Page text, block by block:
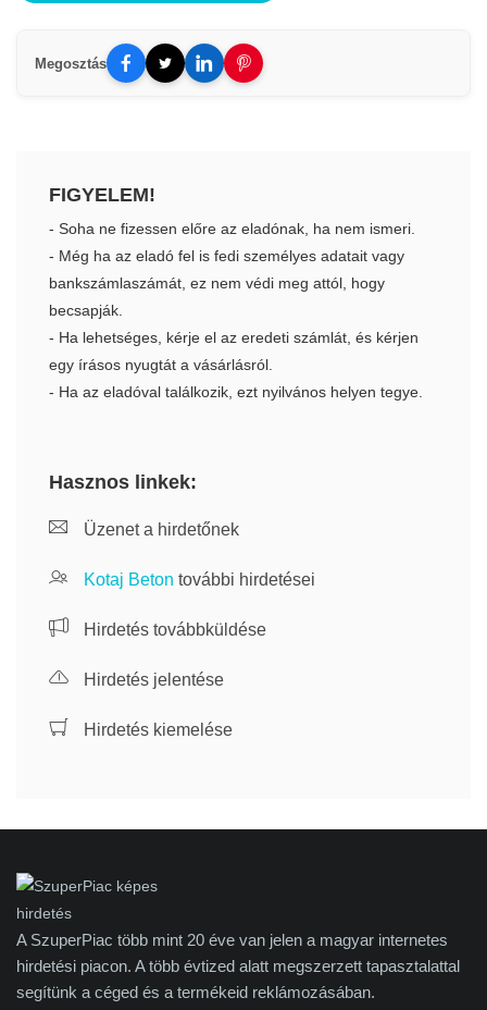
Megosztás
FIGYELEM!
- Soha ne fizessen előre az eladónak, ha nem ismeri.
- Még ha az eladó fel is fedi személyes adatait vagy
bankszámlaszámát, ez nem védi meg attól, hogy
becsapják.
- Ha lehetséges, kérje el az eredeti számlát, és kérjen
egy írásos nyugtát a vásárlásról.
- Ha az eladóval találkozik, ezt nyilvános helyen tegye.
Hasznos linkek:
Üzenet a hirdetőnek
Kotaj Beton további hirdetései
Hirdetés továbbküldése
Hirdetés jelentése
Hirdetés kiemelése
A SzuperPiac több mint 20 éve van jelen a magyar internetes
hirdetési piacon. A több évtized alatt megszerzett tapasztalattal
segítünk a céged és a termékeid reklámozásában.